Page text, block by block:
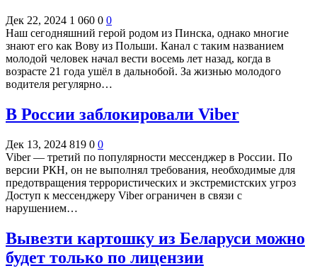
Дек 22, 2024 1 060 0 0
Наш сегодняшний герой родом из Пинска, однако многие
знают его как Вову из Польши. Канал с таким названием
молодой человек начал вести восемь лет назад, когда в
возрасте 21 года ушёл в дальнобой. За жизнью молодого
водителя регулярно…
В России заблокировали Viber
Дек 13, 2024 819 0 0
Viber — третий по популярности мессенджер в России. По
версии РКН, он не выполнял требования, необходимые для
предотвращения террористических и экстремистских угроз
Доступ к мессенджеру Viber ограничен в связи с
нарушением…
Вывезти картошку из Беларуси можно
будет только по лицензии